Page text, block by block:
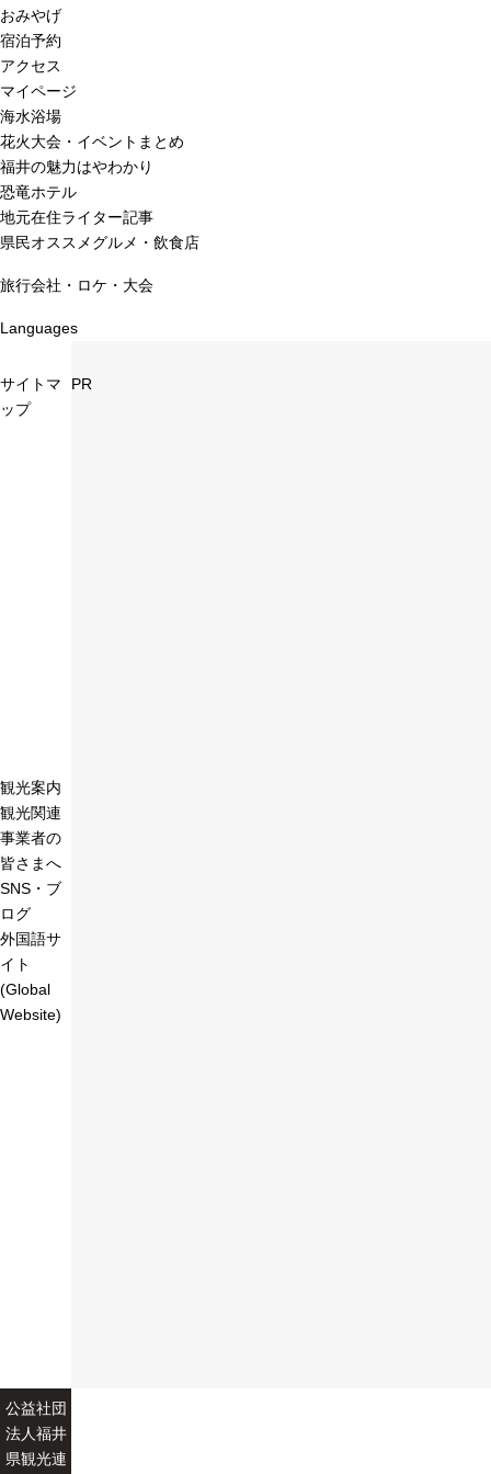
おみやげ
宿泊予約
アクセス
マイページ
海水浴場
花火大会・イベントまとめ
福井の魅力はやわかり
恐竜ホテル
地元在住ライター記事
県民オススメグルメ・飲食店
旅行会社・ロケ・大会
Languages
サイトマ
ップ
観光案内
観光関連
事業者の
皆さまへ
SNS・ブ
ログ
外国語サ
イト
(Global
Website)
PR
公益社団
法人福井
県観光連